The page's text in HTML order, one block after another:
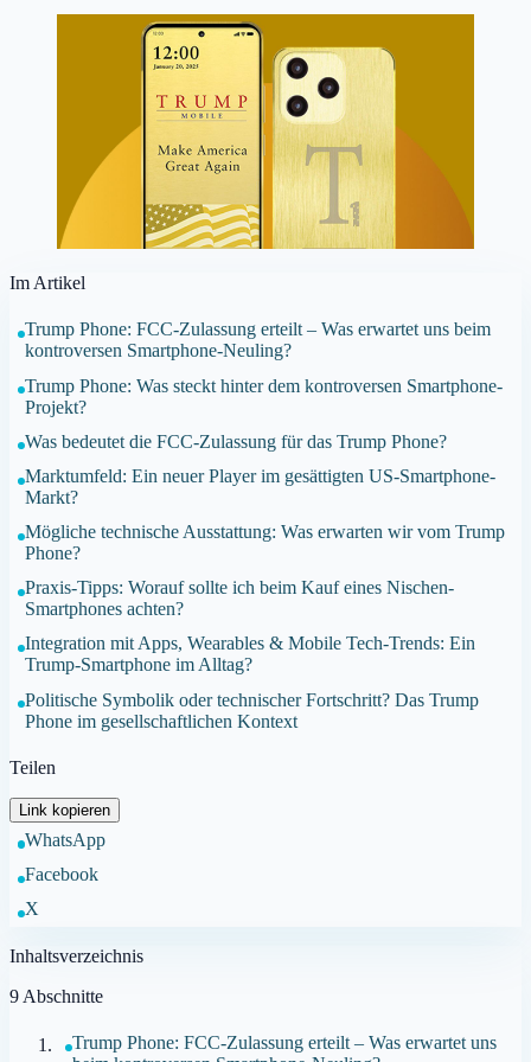
Im Artikel
Trump Phone: FCC-Zulassung erteilt – Was erwartet uns beim
kontroversen Smartphone-Neuling?
Trump Phone: Was steckt hinter dem kontroversen Smartphone-
Projekt?
Was bedeutet die FCC-Zulassung für das Trump Phone?
Marktumfeld: Ein neuer Player im gesättigten US-Smartphone-
Markt?
Mögliche technische Ausstattung: Was erwarten wir vom Trump
Phone?
Praxis-Tipps: Worauf sollte ich beim Kauf eines Nischen-
Smartphones achten?
Integration mit Apps, Wearables & Mobile Tech-Trends: Ein
Trump-Smartphone im Alltag?
Politische Symbolik oder technischer Fortschritt? Das Trump
Phone im gesellschaftlichen Kontext
Teilen
Link kopieren
WhatsApp
Facebook
X
Inhaltsverzeichnis
9 Abschnitte
Trump Phone: FCC-Zulassung erteilt – Was erwartet uns